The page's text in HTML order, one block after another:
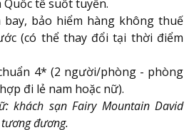
Quốc tế suốt tuyến.
bay, bảo hiểm hàng không thuế
(có thể thay đổi tại thời điểm
4* (2 người/phòng - phòng
đi lẻ nam hoặc nữ).
khách sạn Fairy Mountain David
đương.